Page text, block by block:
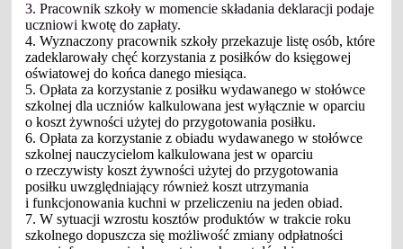
3. Pracownik szkoły w momencie składania deklaracji podaje
uczniowi kwotę do zapłaty.
4. Wyznaczony pracownik szkoły przekazuje listę osób, które
zadeklarowały chęć korzystania z posiłków do księgowej
oświatowej do końca danego miesiąca.
5. Opłata za korzystanie z posiłku wydawanego w stołówce
szkolnej dla uczniów kalkulowana jest wyłącznie w oparciu
o koszt żywności użytej do przygotowania posiłku.
6. Opłata za korzystanie z obiadu wydawanego w stołówce
szkolnej nauczycielom kalkulowana jest w oparciu
o rzeczywisty koszt żywności użytej do przygotowania
posiłku uwzględniający również koszt utrzymania
i funkcjonowania kuchni w przeliczeniu na jeden obiad.
7. W sytuacji wzrostu kosztów produktów w trakcie roku
szkolnego dopuszcza się możliwość zmiany odpłatności